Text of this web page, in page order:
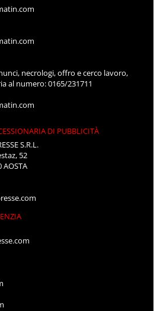
necrologi, offro e cerco lavoro,
al numero: 0165/231711
DI PUBBLICITÀ
S.R.L.
52
AOSTA